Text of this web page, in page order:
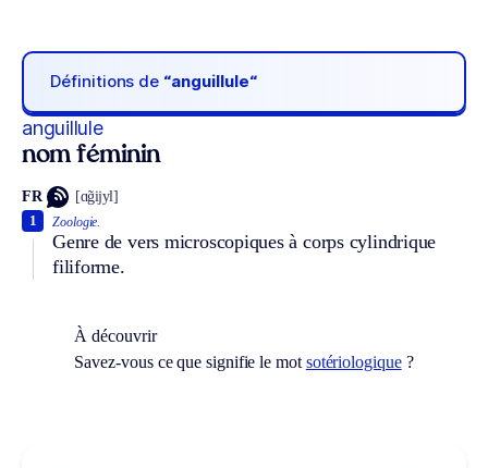
Définitions de “anguillule“
anguillule
nom féminin
FR [ɑ̃gijyl]
Zoologie.
Genre de vers microscopiques à corps cylindrique
filiforme.
1
À découvrir
Savez-vous ce que signifie le mot sotériologique?